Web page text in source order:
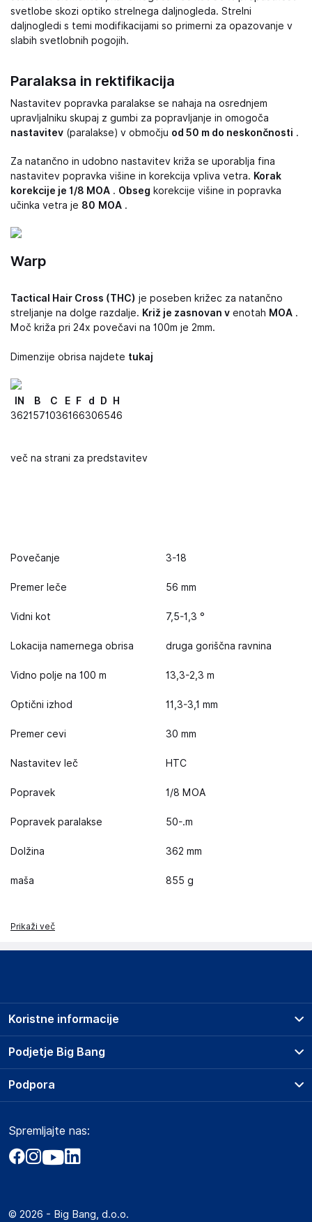
svetlobe skozi optiko strelnega daljnogleda. Strelni
daljnogledi s temi modifikacijami so primerni za opazovanje v
slabih svetlobnih pogojih.
Paralaksa in rektifikacija
Nastavitev popravka paralakse se nahaja na osrednjem
upravljalniku skupaj z gumbi za popravljanje in omogoča
nastavitev (paralakse) v območju od 50 m do neskončnosti .
Za natančno in udobno nastavitev križa se uporablja fina
nastavitev popravka višine in korekcija vpliva vetra. Korak
korekcije je 1/8 MOA . Obseg korekcije višine in popravka
učinka vetra je 80 MOA .
Warp
Tactical Hair Cross (THC) je poseben križec za natančno
streljanje na dolge razdalje. Križ je zasnovan v enotah MOA .
Moč križa pri 24x povečavi na 100m je 2mm.
Dimenzije obrisa najdete tukaj
IN B C E F d D
H
3621571036166306546
več na strani za predstavitev
Povečanje 3-18
Premer leče 56 mm
Vidni kot 7,5-1,3 °
Lokacija namernega obrisa druga goriščna ravnina
Vidno polje na 100 m 13,3-2,3 m
Optični izhod 11,3-3,1 mm
Premer cevi 30 mm
Nastavitev leč HTC
Popravek 1/8 MOA
Popravek paralakse 50-.m
Dolžina 362 mm
maša 855 g
Prikaži več
Podjetje Big Bang
O podjetju
Obvestila za javnost
Akt o digitalnih storitvah
Marketplace za partnerje
Koristne informacije
Prodajna mesta
Storitve
Dostava, vnos in odvoz
Zavarovanje izdelkov
Podpora
Marketplace
Kako oddati naročilo?
Spremljajte nas:
© 2026 - Big Bang, d.o.o.